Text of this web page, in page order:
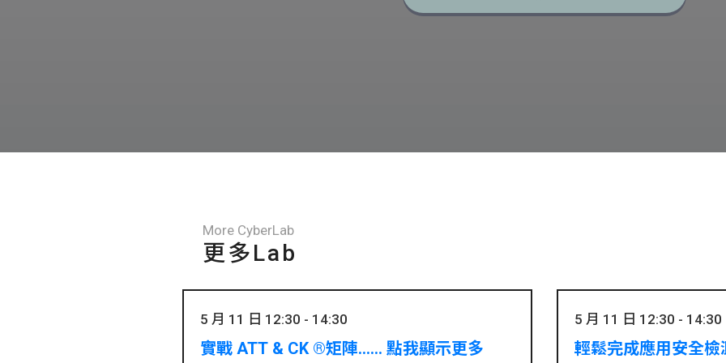
More CyberLab
更多Lab
5 月 11 日 12:30 - 14:30
實戰 ATT & CK ®矩陣...... 點我顯示更多
5 月 11 日 12:30 - 14:30
輕鬆完成應用安全檢